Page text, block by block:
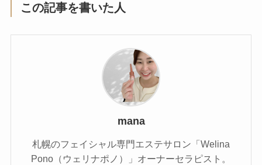
この記事を書いた人
mana
札幌のフェイシャル専門エステサロン「Welina
Pono（ウェリナポノ）」オーナーセラピスト。